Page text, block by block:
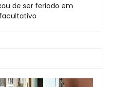
de ser feriado em